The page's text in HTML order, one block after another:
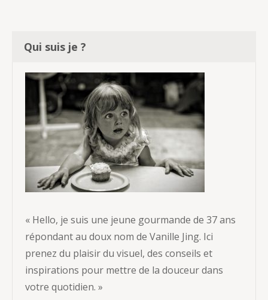
Qui suis je ?
« Hello, je suis une jeune gourmande de 37 ans
répondant au doux nom de Vanille Jing. Ici
prenez du plaisir du visuel, des conseils et
inspirations pour mettre de la douceur dans
votre quotidien. »